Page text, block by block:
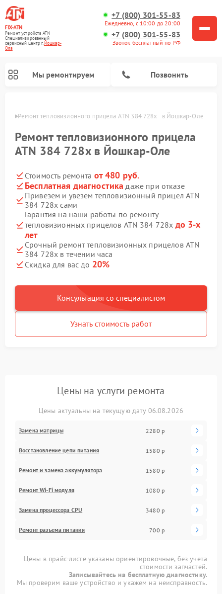
FIX-ATN
Ремонт устройств ATN
Специализированный
cервисный центр г.Йошкар-
Ола
+7 (800) 301-55-83
Ежедневно, с 10:00 до 20:00
+7 (800) 301-55-83
Звонок бесплатный по РФ
Мы ремонтируем Позвонить
Оле Ремонт тепловизионного прицела ATN 384 728x   в Йошкар-Оле
Ремонт тепловизионного прицела
ATN 384 728x в Йошкар-Оле
Стоимость ремонта от 480 руб.
Бесплатная диагностика даже при отказе
Привезем и увезем тепловизионный прицел ATN
384 728x сами
Гарантия на наши работы по ремонту
тепловизионных прицелов ATN 384 728x до 3-х
лет
Срочный ремонт тепловизионных прицелов ATN
384 728x в течении часа
Скидка для вас до 20%
Консультация со специалистом
Узнать стоимость работ
Цены на услуги ремонта
Цены актуальны на текущую дату 06.08.2026
Замена матрицы 2280 р
Восстановление цепи питания 1580 р
Ремонт и замена аккумулятора 1580 р
Ремонт Wi-Fi модуля 1080 р
Замена процессора CPU 3480 р
Ремонт разъема питания 700 р
Цены в прайс-листе указаны ориентировочные, без учета
стоимости запчастей.
Записывайтесь на бесплатную диагностику.
Мы проверим ваше устройство и укажем на неисправность.